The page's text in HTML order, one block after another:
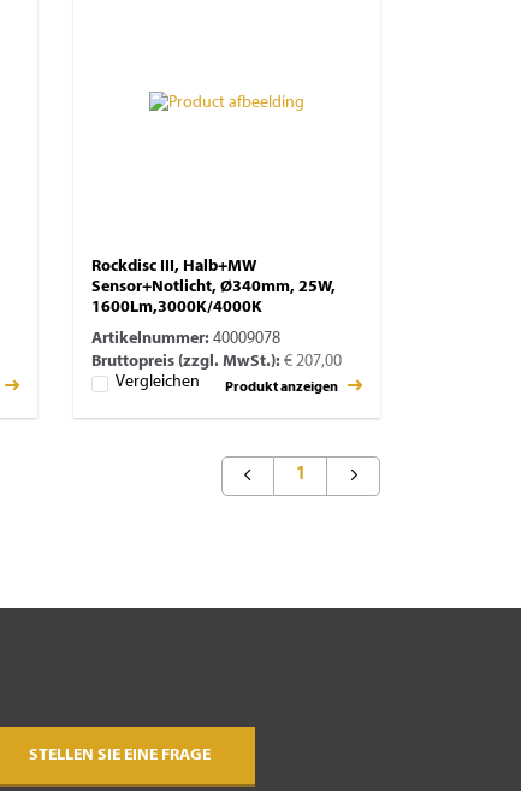
Rockdisc III, Halb+MW
Sensor+Notlicht, Ø340mm, 25W,
1600Lm,3000K/4000K
Artikelnummer: 40009078
Bruttopreis (zzgl. MwSt.): € 207,00
Vergleichen
Produkt anzeigen
1
STELLEN SIE EINE FRAGE